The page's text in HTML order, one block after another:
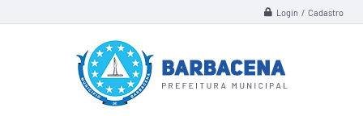
Login / Cadastro